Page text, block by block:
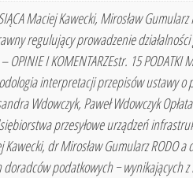
Maciej Kawecki, Mirosław
regulujący prowadzenie działalności
– OPINIE I KOMENTARZEstr. 15
interpretacji przepisów ustawy o
Wdowczyk, Paweł Wdowczyk
przesyłowe urządzeń
Kawecki, dr Mirosław Gumularz RODO
doradców podatkowych − wynikających